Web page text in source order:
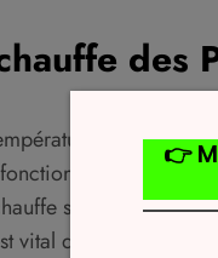
des
des
sont
vital de reconnaître